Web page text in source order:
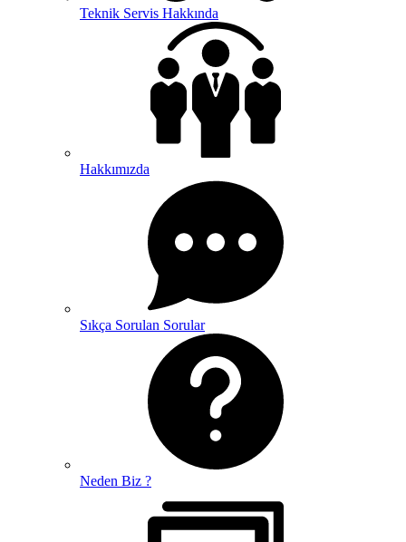
Teknik Servis Hakkında
Hakkımızda
Sıkça Sorulan Sorular
Neden Biz ?